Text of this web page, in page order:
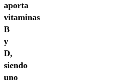
aporta
vitaminas
B
y
D,
siendo
uno